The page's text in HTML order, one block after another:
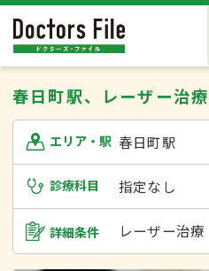
春日町駅、レーザー治療
エリア・駅 春日町駅
診療科目 指定なし
詳細条件 レーザー治療